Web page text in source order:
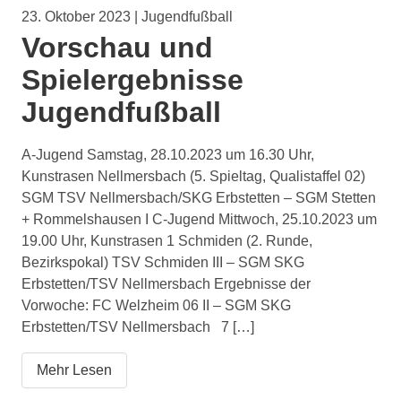
23. Oktober 2023 | Jugendfußball
Vorschau und
Spielergebnisse
Jugendfußball
A-Jugend Samstag, 28.10.2023 um 16.30 Uhr,
Kunstrasen Nellmersbach (5. Spieltag, Qualistaffel 02)
SGM TSV Nellmersbach/SKG Erbstetten – SGM Stetten
+ Rommelshausen I C-Jugend Mittwoch, 25.10.2023 um
19.00 Uhr, Kunstrasen 1 Schmiden (2. Runde,
Bezirkspokal) TSV Schmiden III – SGM SKG
Erbstetten/TSV Nellmersbach Ergebnisse der
Vorwoche: FC Welzheim 06 II – SGM SKG
Erbstetten/TSV Nellmersbach 7 […]
Mehr Lesen